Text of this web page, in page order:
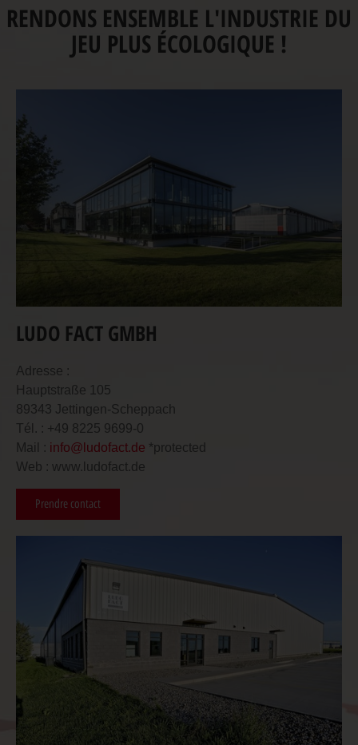
RENDONS ENSEMBLE L'INDUSTRIE DU
JEU PLUS ÉCOLOGIQUE !
Prendre contact
Adresse :
Hauptstraße 105
89343 Jettingen-Scheppach
Tél. : +49 8225 9699-0
Mail : info@ludofact.de *protected
Web : www.ludofact.de
LUDO FACT GMBH